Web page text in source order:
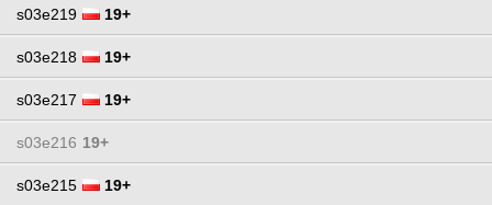
s03e219 19+
s03e218 19+
s03e217 19+
s03e216 19+
s03e215 19+